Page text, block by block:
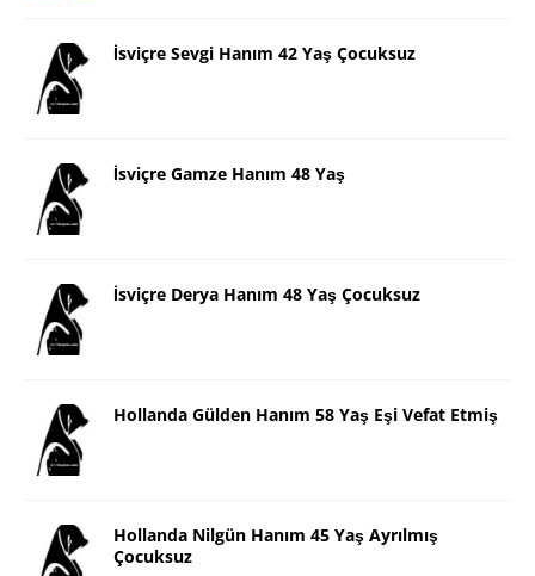
İsviçre Sevgi Hanım 42 Yaş Çocuksuz
İsviçre Gamze Hanım 48 Yaş
İsviçre Derya Hanım 48 Yaş Çocuksuz
Hollanda Gülden Hanım 58 Yaş Eşi Vefat Etmiş
Hollanda Nilgün Hanım 45 Yaş Ayrılmış
Çocuksuz